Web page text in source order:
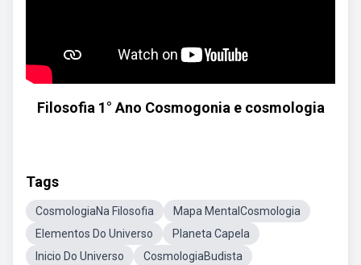
Filosofia 1° Ano Cosmogonia e cosmologia
Tags
CosmologiaNa Filosofia
Mapa MentalCosmologia
Elementos Do Universo
Planeta Capela
Inicio Do Universo
CosmologiaBudista